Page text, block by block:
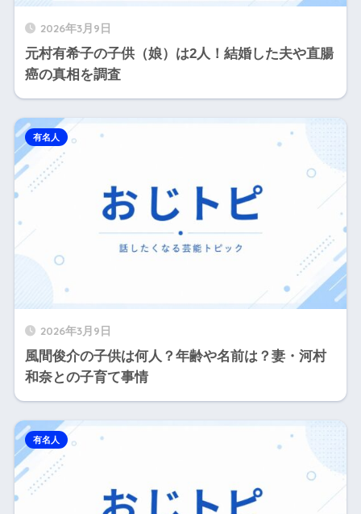
2026年3月9日
元村有希子の子供（娘）は2人！結婚した夫や直腸
癌の真相を調査
2026年3月9日
風間俊介の子供は何人？年齢や名前は？妻・河村
和奈との子育て事情
有名人
有名人